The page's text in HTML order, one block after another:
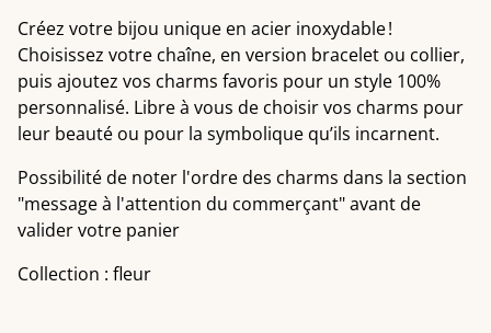
Créez votre bijou unique en acier inoxydable !
Choisissez votre chaîne, en version bracelet ou collier,
puis ajoutez vos charms favoris pour un style 100%
personnalisé. Libre à vous de choisir vos charms pour
leur beauté ou pour la symbolique qu’ils incarnent.
Possibilité de noter l'ordre des charms dans la section
"message à l'attention du commerçant" avant de
valider votre panier
Collection : fleur